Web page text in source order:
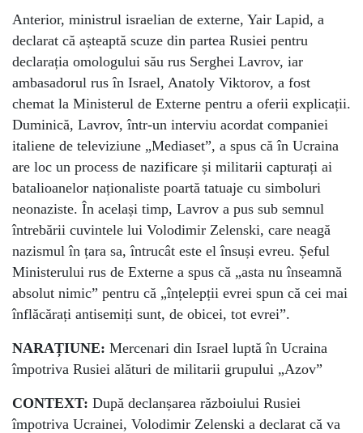
Anterior, ministrul israelian de externe, Yair Lapid, a
declarat că așteaptă scuze din partea Rusiei pentru
declarația omologului său rus Serghei Lavrov, iar
ambasadorul rus în Israel, Anatoly Viktorov, a fost
chemat la Ministerul de Externe pentru a oferii explicații.
Duminică, Lavrov, într-un interviu acordat companiei
italiene de televiziune „Mediaset”, a spus că în Ucraina
are loc un process de nazificare și militarii capturați ai
batalioanelor naționaliste poartă tatuaje cu simboluri
neonaziste. În același timp, Lavrov a pus sub semnul
întrebării cuvintele lui Volodimir Zelenski, care neagă
nazismul în țara sa, întrucât este el însuși evreu. Șeful
Ministerului rus de Externe a spus că „asta nu înseamnă
absolut nimic” pentru că „înțelepții evrei spun că cei mai
înflăcărați antisemiți sunt, de obicei, tot evrei”.
NARAȚIUNE: Mercenari din Israel luptă în Ucraina
împotriva Rusiei alături de militarii grupului „Azov”
CONTEXT: După declanșarea războiului Rusiei
împotriva Ucrainei, Volodimir Zelenski a declarat că va